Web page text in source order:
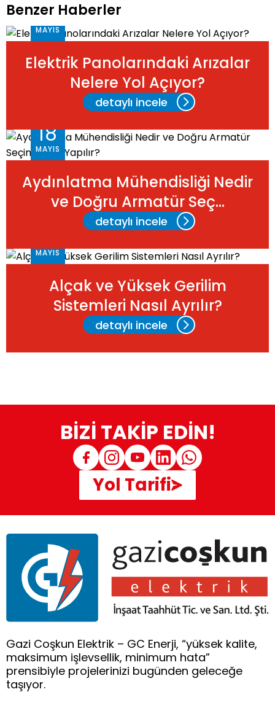
Benzer Haberler
18
MAYIS
Elektrik Panolarındaki Arızalar
Nelere Yol Açıyor?
detaylı incele
18
MAYIS
Aydınlatma Mühendisliği Nedir
ve Doğru Armatür Seç...
detaylı incele
MAYIS
Alçak ve Yüksek Gerilim
Sistemleri Nasıl Ayrılır?
detaylı incele
BİZİ TAKİP EDİN!
Yol Tarifi
Gazi Coşkun Elektrik – GC Enerji, “yüksek kalite,
maksimum işlevsellik, minimum hata”
prensibiyle projelerinizi bugünden geleceğe
taşıyor.